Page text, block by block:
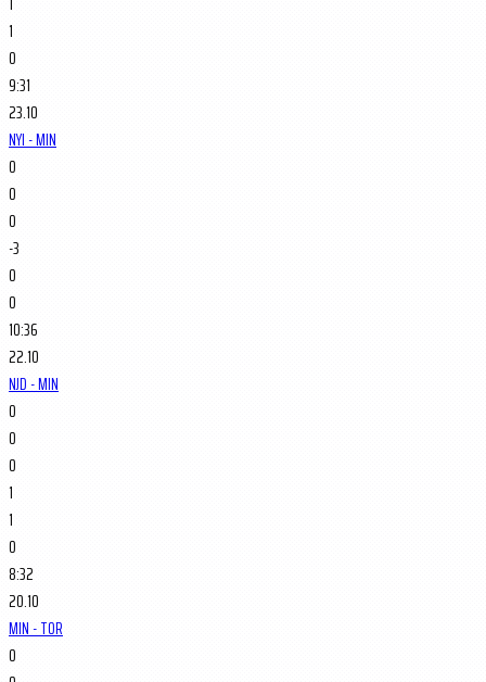
1
0
9:31
23.10
NYI - MIN
0
0
0
-3
0
0
10:36
22.10
NJD - MIN
0
0
0
1
1
0
8:32
20.10
MIN - TOR
0